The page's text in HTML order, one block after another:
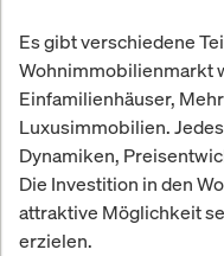
Es gibt verschiedene
Wohnimmobilienmarkt
Einfamilienhäuser,
Luxusimmobilien.
Dynamiken,
Die Investition in den
attraktive Möglichkeit
erzielen.